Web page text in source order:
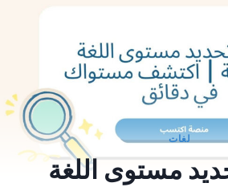
لغات
مستوى اللغة